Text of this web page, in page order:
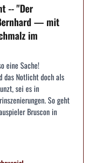
-- "Der
— mit
im
eine Sache!
das Notlicht doch als
sei es in
So geht
Bruscon in